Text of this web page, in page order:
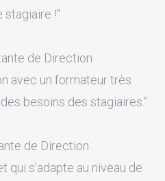
stagiaire !"
de Direction :
avec un formateur très
besoins des stagiaires."
de Direction :
qui s'adapte au niveau de